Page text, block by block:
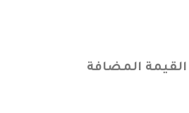
المضافة